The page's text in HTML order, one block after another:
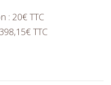
: 20€ TTC
TTC